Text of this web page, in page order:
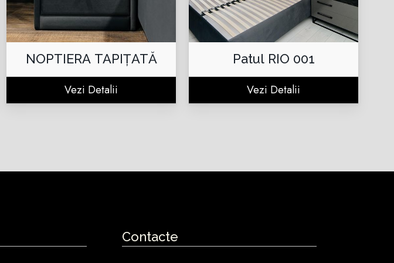
NOPTIERA TAPIȚATĂ
Vezi Detalii
Patul RIO 001
Vezi Detalii
Contacte